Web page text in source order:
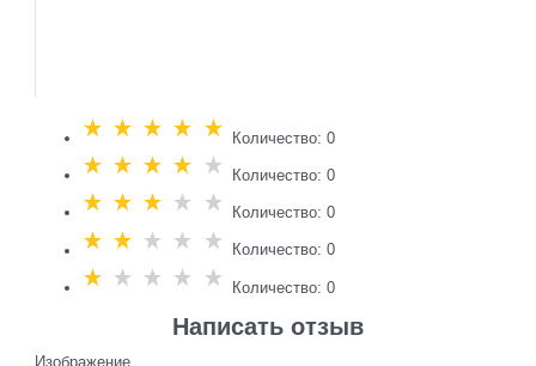
Количество: 0
Количество: 0
Количество: 0
Количество: 0
Количество: 0
Написать отзыв
Изображение